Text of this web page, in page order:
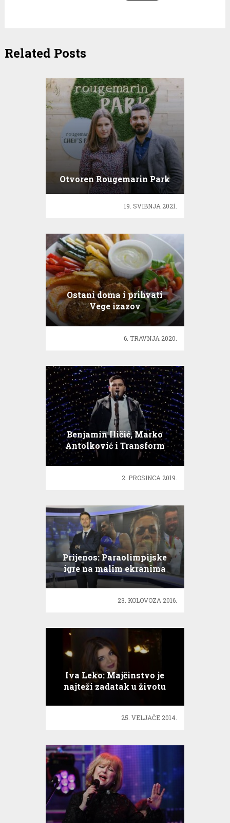
Related Posts
Otvoren Rougemarin Park
19. SVIBNJA 2021.
Ostani doma i prihvati
Vege izazov
6. TRAVNJA 2020.
Benjamin Iličić, Marko
Antolković i Transform
crew u finalu
2. PROSINCA 2019.
Prijenos: Paraolimpijske
igre na malim ekranima
23. KOLOVOZA 2016.
Iva Leko: Majčinstvo je
najteži zadatak u životu
25. VELJAČE 2014.